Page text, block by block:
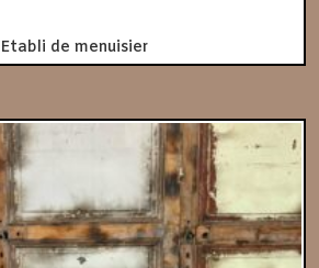
Etabli de menuisier